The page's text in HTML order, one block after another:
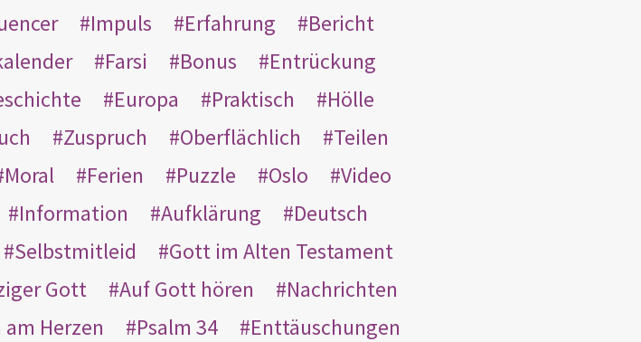
Impuls Erfahrung
Bericht
Farsi Bonus
Entrückung
Europa Praktisch
Hölle
Zuspruch Oberflächlich
Teilen
Moral Ferien Puzzle Oslo
Video
Information Aufklärung
Deutsch
Selbstmitleid
Gott im Alten Testament
Gott Auf Gott hören
Nachrichten
am Herzen Psalm 34
Enttäuschungen